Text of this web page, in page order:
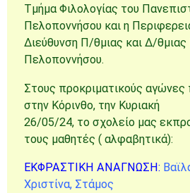
Τμήμα Φιλολογίας του
Πελοποννήσου και η
Διεύθυνση Π/θμιας και Δ/θμιας
Πελοποννήσου.
Στους προκριματικούς αγώνες
στην Κόρινθο, την Κυριακή
26/05/24, το σχολείο μας
τους μαθητές ( αλφαβητικά):
ΕΚΦΡΑΣΤΙΚΗ ΑΝΑΓΝΩΣΗ:
Χριστίνα, Στάμος